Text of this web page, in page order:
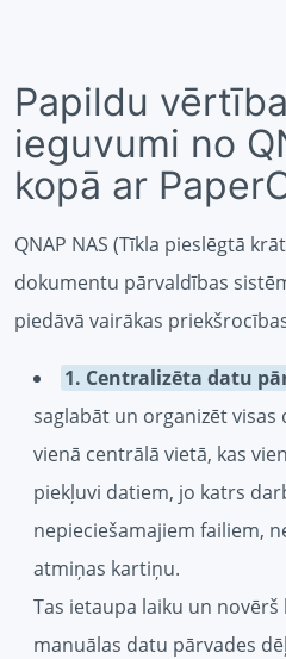
Papildu
ieguvumi no
kopā ar
QNAP NAS (Tīkla pieslēgtā
dokumentu pārvaldības
piedāvā vairākas
1. Centralizēta datu
saglabāt un organizēt
vienā centrālā vietā, kas
piekļuvi datiem, jo katrs
nepieciešamajiem failiem,
atmiņas kartiņu.
Tas ietaupa laiku un
manuālas datu pārvades